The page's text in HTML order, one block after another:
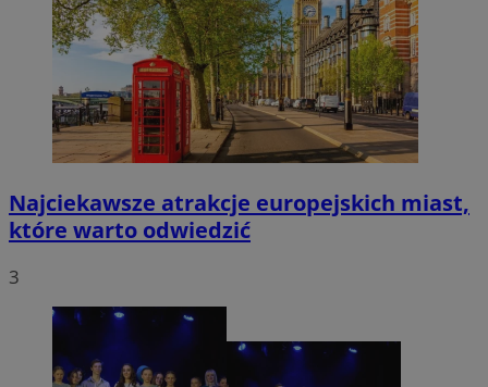
Najciekawsze atrakcje europejskich miast,
które warto odwiedzić
3